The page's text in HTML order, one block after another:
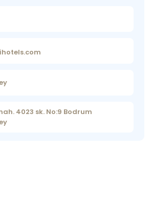
4023 sk. No:9 Bodrum